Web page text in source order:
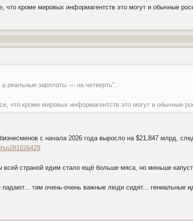
что кроме мировых информагентств это могут и обычные
реальные зарплаты — на четверть".
что кроме мировых информагентств это могут и обычные
с начала 2026 года выросло на $21,847 млрд,
всей страной едим стало ещё больше мяса, но меньше
падают... там очень-очень важные люди сидят... гениальные